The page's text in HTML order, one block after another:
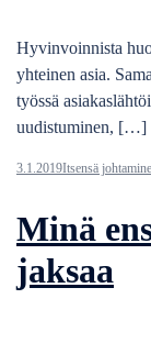
Hyvinvoinnista
yhteinen asia.
työssä
uudistuminen, […]
3.1.2019Itsensä
Minä
jaksaa